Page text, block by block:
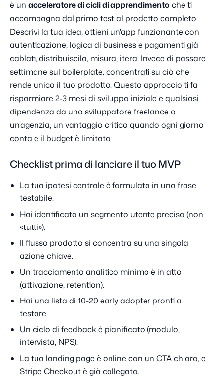
è un acceleratore di cicli di apprendimento che ti
accompagna dal primo test al prodotto completo.
Descrivi la tua idea, ottieni un'app funzionante con
autenticazione, logica di business e pagamenti già
cablati, distribuiscila, misura, itera. Invece di passare
settimane sul boilerplate, concentrati su ciò che
rende unico il tuo prodotto. Questo approccio ti fa
risparmiare 2-3 mesi di sviluppo iniziale e qualsiasi
dipendenza da uno sviluppatore freelance o
un'agenzia, un vantaggio critico quando ogni giorno
conta e il budget è limitato.
Checklist prima di lanciare il tuo MVP
La tua ipotesi centrale è formulata in una frase
testabile.
Hai identificato un segmento utente preciso (non
«tutti»).
Il flusso prodotto si concentra su una singola
azione chiave.
Un tracciamento analitico minimo è in atto
(attivazione, retention).
Hai una lista di 10-20 early adopter pronti a
testare.
Un ciclo di feedback è pianificato (modulo,
intervista, NPS).
La tua landing page è online con un CTA chiaro, e
Stripe Checkout è già collegato.